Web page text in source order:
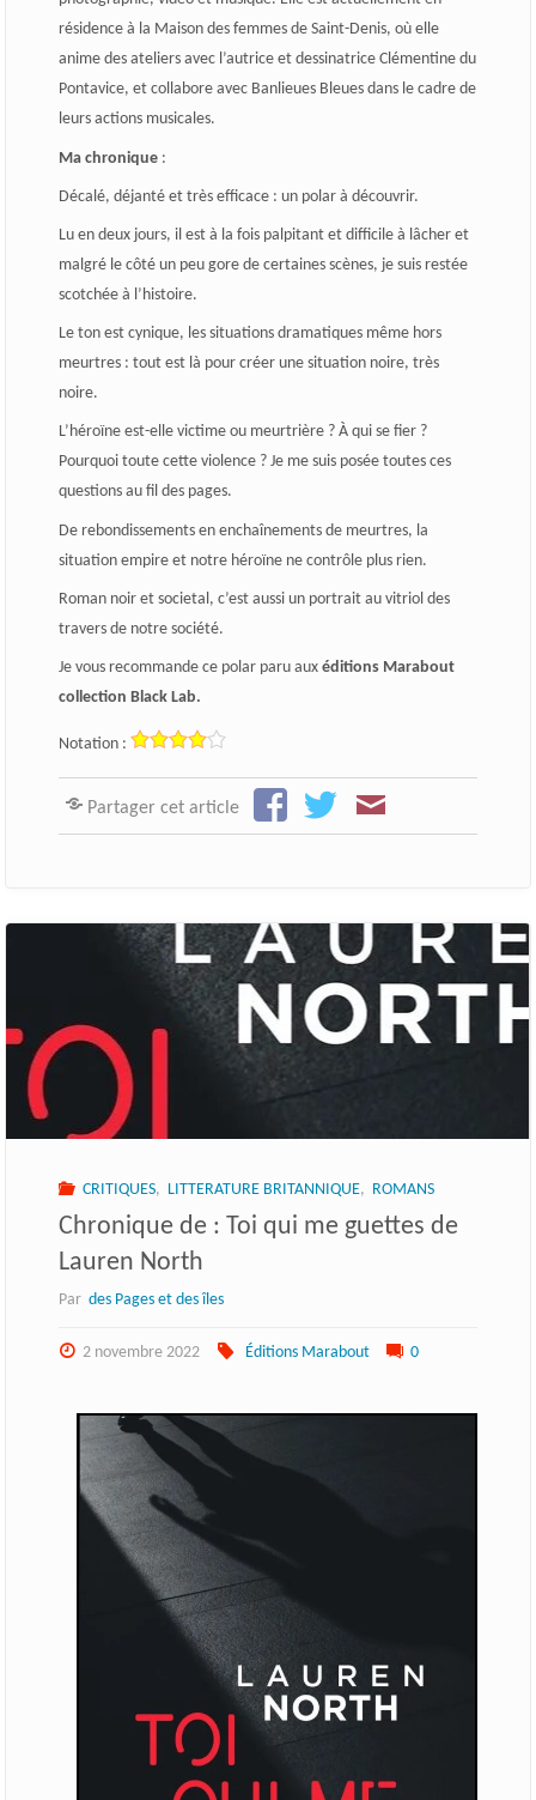
résidence à la Maison des femmes de Saint-Denis, où elle
anime des ateliers avec l’autrice et dessinatrice Clémentine du
Pontavice, et collabore avec Banlieues Bleues dans le cadre de
leurs actions musicales.
Ma chronique:
Décalé, déjanté et très efficace : un polar à découvrir.
Lu en deux jours, il est à la fois palpitant et difficile à lâcher et
malgré le côté un peu gore de certaines scènes, je suis restée
scotchée à l’histoire.
Le ton est cynique, les situations dramatiques même hors
meurtres : tout est là pour créer une situation noire, très
noire.
L’héroïne est-elle victime ou meurtrière ? À qui se fier ?
Pourquoi toute cette violence ? Je me suis posée toutes ces
questions au fil des pages.
De rebondissements en enchaînements de meurtres, la
situation empire et notre héroïne ne contrôle plus rien.
Roman noir et societal, c’est aussi un portrait au vitriol des
travers de notre société.
Je vous recommande ce polar paru aux éditions Marabout
collection Black Lab.
Notation :
Partager cet article
CRITIQUES, LITTERATURE BRITANNIQUE, ROMANS
Chronique de : Toi qui me guettes de
Lauren North
Par des Pages et des îles
2 novembre 2022 Éditions Marabout 0